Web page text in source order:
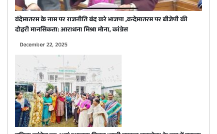
वंदेमातरम के नाम पर राजनीति बंद करे भाजपा ,वन्देमातरम पर बीजेपी की
दोहरी मानसिकता: आराधना मिश्रा मोना, कांग्रेस
December 22, 2025